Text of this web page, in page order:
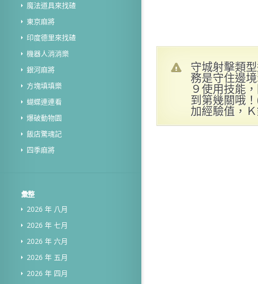
魔法道具來找碴
東京麻將
印度德里來找碴
機器人消消樂
銀河麻將
方塊填填樂
蝴蝶連連看
爆破動物園
飯店驚魂記
四季麻將
彙整
2026 年 八月
2026 年 七月
2026 年 六月
2026 年 五月
2026 年 四月
守城射擊類
務是守住邊
９使用技能
到第幾關哦
加經驗值，